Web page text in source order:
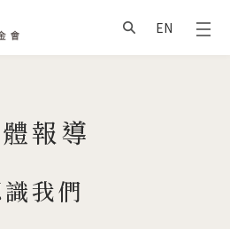
搜尋
EN
報導
我們